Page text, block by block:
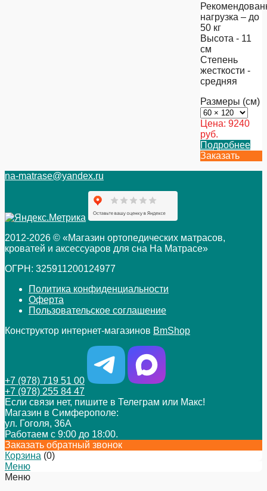
нагрузка – до
50 кг
Высота - 11
см
Степень
жесткости -
средняя
Размеры (см)
Цена: 9240
руб.
Подробнее
Заказать
na-matrase@yandex.ru
2012-2026 © «Магазин ортопедических матрасов,
кроватей и аксессуаров для сна На Матрасе»
ОГРН: 325911200124977
Политика конфиденциальности
Оферта
Пользовательское соглашение
Конструктор интернет-магазинов BmShop
+7 (978) 719 51 00
+7 (978) 255 84 47
Если связи нет, пишите в Телеграм или Макс!
Магазин в Симферополе:
ул. Гоголя, 36А
Работаем с 9:00 до 18:00.
Заказать обратный звонок
Корзина (0)
Меню
Меню